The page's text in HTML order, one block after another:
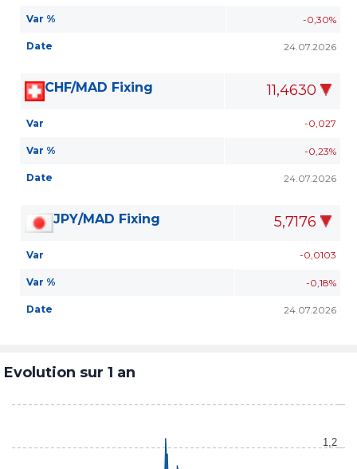
Var % -0,30%
Date 24.07.2026
CHF/MAD Fixing 11,4630
Var -0,027
Var % -0,23%
Date 24.07.2026
JPY/MAD Fixing 5,7176
Var -0,0103
Var % -0,18%
Date 24.07.2026
Evolution sur 1 an
1,2